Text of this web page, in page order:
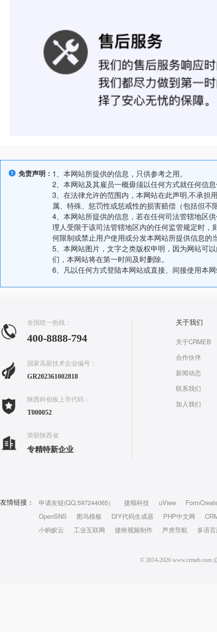
免责声明： 1、本网站所提供的信息，只供参考之用。
2、本网站及其雇员一概毋须以任何方式就任何信
3、在法律允许的范围内，本网站在此声明,不承担
属、特殊、惩罚性或惩戒性的损害赔偿（包括但
4、本网站所提供的信息，若在任何司法管辖地区
理人受限于该司法管辖地区内的任何监管规定时
何限制或禁止用户使用或分发本网站所提供信息的
5、本网站图片，文字之类版权申明，因为网站可
们，本网站将在第一时间及时删除。
6、凡以任何方式登陆本网站或直接、间接使用本
全国统一热线：
400-8888-794
国家高新技术企业编号：
GR202361002818
陕西科创板上市代码：
T000052
荣获陕西省
专精特新企业
关于我们
关于CRMEB
合作伙伴
新闻动态
联系我们
加入我们
友情链接： 申请友链(QQ:597244065） 捷顺科技 uView
OpenSNS
图鸟模板 DIY代码生成器 PHP中文网
小蚂蚁云
工业互联网 捷映视频制作 芦虎导航 多语
© 2014-2026